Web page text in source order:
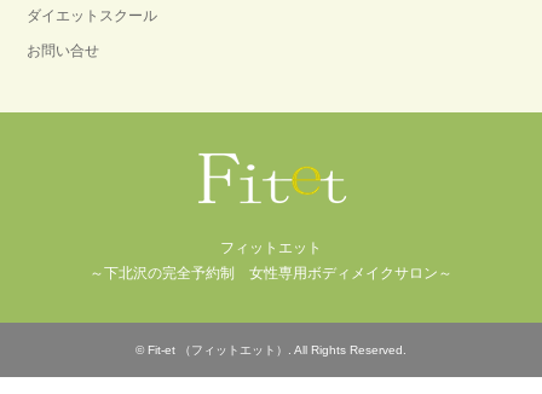
ダイエットスクール
お問い合せ
フィットエット
～下北沢の完全予約制 女性専用ボディメイクサロン～
© Fit-et （フィットエット） . All Rights Reserved.